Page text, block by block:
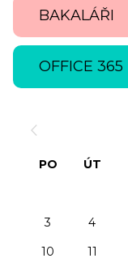
BAKALÁŘI
OFFICE 365
PO ÚT
3
4
10
11